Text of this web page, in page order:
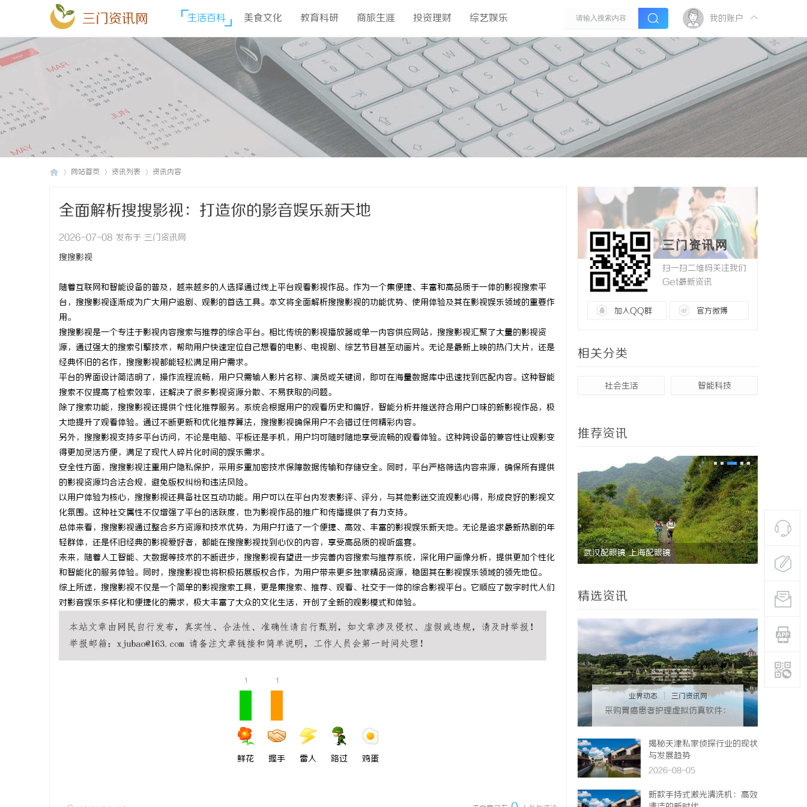
三门资讯网 生活百科 美食文化 教育科研 商旅生涯 投资理财 综艺娱乐 我的账户
网站首页 资讯列表 资讯内容
全面解析搜搜影视：打造你的影音娱乐新天地
2026-07-08 发布于 三门资讯网
搜搜影视
随着互联网和智能设备的普及，越来越多的人选择通过线上平台观看影视作品。作为一个集便捷、丰富和高品质于一体的影视搜索平
台，搜搜影视逐渐成为广大用户追剧、观影的首选工具。本文将全面解析搜搜影视的功能优势、使用体验及其在影视娱乐领域的重要作
用。
搜搜影视是一个专注于影视内容搜索与推荐的综合平台。相比传统的影视播放器或单一内容供应网站，搜搜影视汇聚了大量的影视资
源，通过强大的搜索引擎技术，帮助用户快速定位自己想看的电影、电视剧、综艺节目甚至动画片。无论是最新上映的热门大片，还是
经典怀旧的名作，搜搜影视都能轻松满足用户需求。
平台的界面设计简洁明了，操作流程流畅，用户只需输入影片名称、演员或关键词，即可在海量数据库中迅速找到匹配内容。这种智能
搜索不仅提高了检索效率，还解决了很多影视资源分散、不易获取的问题。
除了搜索功能，搜搜影视还提供个性化推荐服务。系统会根据用户的观看历史和偏好，智能分析并推送符合用户口味的新影视作品，极
大地提升了观看体验。通过不断更新和优化推荐算法，搜搜影视确保用户不会错过任何精彩内容。
另外，搜搜影视支持多平台访问，不论是电脑、平板还是手机，用户均可随时随地享受流畅的观看体验。这种跨设备的兼容性让观影变
得更加灵活方便，满足了现代人碎片化时间的娱乐需求。
安全性方面，搜搜影视注重用户隐私保护，采用多重加密技术保障数据传输和存储安全。同时，平台严格筛选内容来源，确保所有提供
的影视资源均合法合规，避免版权纠纷和违法风险。
以用户体验为核心，搜搜影视还具备社区互动功能。用户可以在平台内发表影评、评分，与其他影迷交流观影心得，形成良好的影视文
化氛围。这种社交属性不仅增强了平台的活跃度，也为影视作品的推广和传播提供了有力支持。
总体来看，搜搜影视通过整合多方资源和技术优势，为用户打造了一个便捷、高效、丰富的影视娱乐新天地。无论是追求最新热剧的年
轻群体，还是怀旧经典的影视爱好者，都能在搜搜影视找到心仪的内容，享受高品质的视听盛宴。
未来，随着人工智能、大数据等技术的不断进步，搜搜影视有望进一步完善内容搜索与推荐系统，深化用户画像分析，提供更加个性化
和智能化的服务体验。同时，搜搜影视也将积极拓展版权合作，为用户带来更多独家精品资源，稳固其在影视娱乐领域的领先地位。
综上所述，搜搜影视不仅是一个简单的影视搜索工具，更是集搜索、推荐、观看、社交于一体的综合影视平台。它顺应了数字时代人们
对影音娱乐多样化和便捷化的需求，极大丰富了大众的文化生活，开创了全新的观影模式和体验。
1
鲜花
1
握手 雷人 路过 鸡蛋
三门资讯网
扫一扫二维码关注我们
Get最新资讯
加入QQ群 官方微博
相关分类
社会生活 智能科技
推荐资讯
武汉配眼镜 上海配眼镜 精准监控无死角，紧凑型本安球机赋能安全管
理
武汉配眼镜 上海配眼镜 国际品牌
境维权中
精选资讯
业界动态 三门资讯网
采购胃癌患者护理虚拟仿真软件：
揭秘天津私家侦探行业的现状
与发展趋势
2026-08-05
新款手持式激光清洗机：高效